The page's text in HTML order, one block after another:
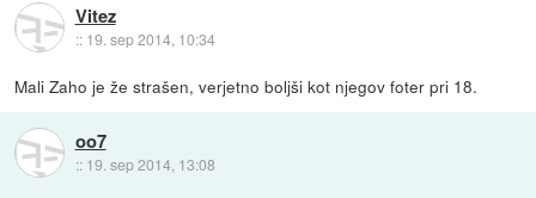
Vitez
:: 19. sep 2014, 10:34
Mali Zaho je že strašen, verjetno boljši kot njegov foter pri 18.
oo7
:: 19. sep 2014, 13:08